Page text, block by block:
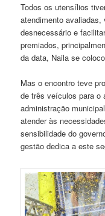
Todos os utensílios
atendimento
desnecessário e
premiados,
da data, Naila se
Mas o encontro teve
de três veículos para o
administração
atender às
sensibilidade do
gestão dedica a este